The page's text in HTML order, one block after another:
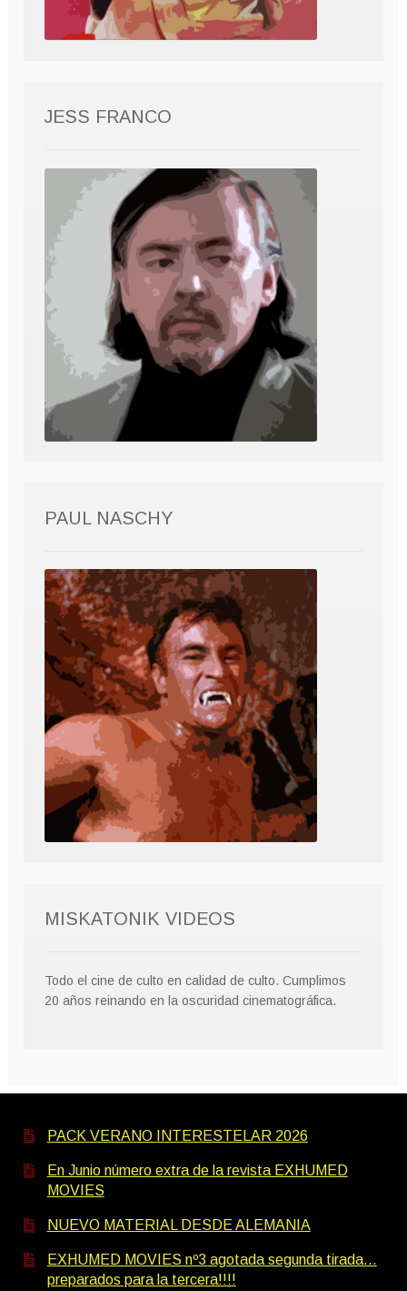
JESS FRANCO
PAUL NASCHY
MISKATONIK VIDEOS
Todo el cine de culto en calidad de culto. Cumplimos
20 años reinando en la oscuridad cinematográfica.
PACK VERANO INTERESTELAR 2026
En Junio número extra de la revista EXHUMED
MOVIES
NUEVO MATERIAL DESDE ALEMANIA
EXHUMED MOVIES nº3 agotada segunda tirada…
preparados para la tercera!!!!